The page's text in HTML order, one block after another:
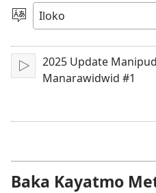
play
ti
video
Agpili
Lengguahe
I-
2025 Update
Manarawidwid #1
Baka Kayatmo